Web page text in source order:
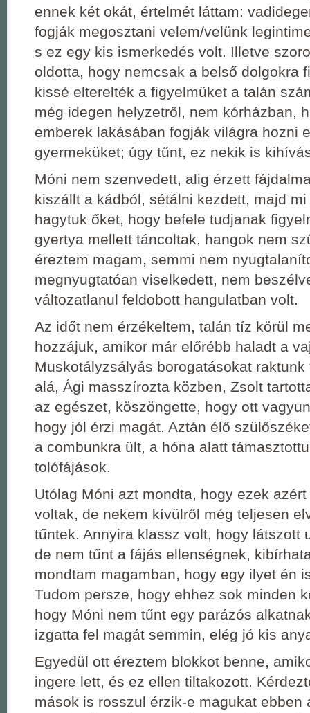
ennek két okát, értelmét láttam:
fogják megosztani velem/velünk
s ez egy kis ismerkedés volt. Illetve
oldotta, hogy nemcsak a belső dolgokra
kissé elterelték a figyelmüket a talán
még idegen helyzetről, nem kórházban,
emberek lakásában fogják világra hozni
gyermeküket; úgy tűnt, ez nekik is
Móni nem szenvedett, alig érzett
kiszállt a kádból, sétálni kezdett, majd
hagytuk őket, hogy befele tudjanak
gyertya mellett táncoltak, hangok nem
éreztem magam, semmi nem
megnyugtatóan viselkedett, nem
változatlanul feldobott hangulatban volt.
Az időt nem érzékeltem, talán tíz körül
hozzájuk, amikor már előrébb haladt a
Muskotályzsályás borogatásokat
alá, Ági masszírozta közben, Zsolt
az egészet, köszöngette, hogy ott
hogy jól érzi magát. Aztán élő
a combunkra ült, a hóna alatt
tolófájások.
Utólag Móni azt mondta, hogy ezek
voltak, de nekem kívülről még teljesen
tűntek. Annyira klassz volt, hogy látszott
de nem tűnt a fájás ellenségnek,
mondtam magamban, hogy egy ilyet én
Tudom persze, hogy ehhez sok minden
hogy Móni nem tűnt egy parázós
izgatta fel magát semmin, elég jó kis
Egyedül ott éreztem blokkot benne,
ingere lett, és ez ellen tiltakozott.
mások is rosszul érzik-e magukat ebben